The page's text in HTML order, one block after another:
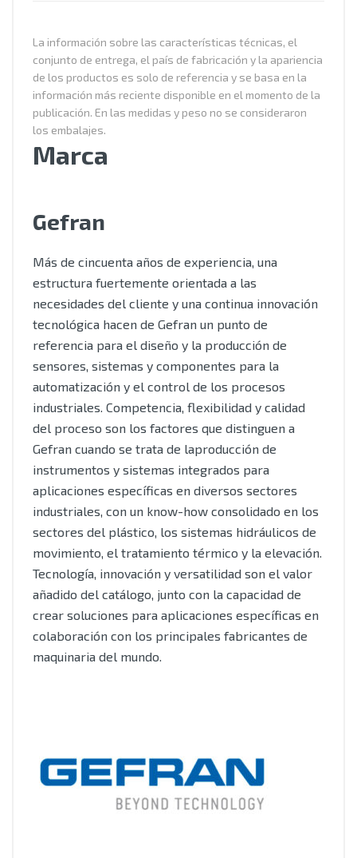
La información sobre las características técnicas, el
conjunto de entrega, el país de fabricación y la apariencia
de los productos es solo de referencia y se basa en la
información más reciente disponible en el momento de la
publicación. En las medidas y peso no se consideraron
los embalajes.
Marca
Gefran
Más de cincuenta años de experiencia, una
estructura fuertemente orientada a las
necesidades del cliente y una continua innovación
tecnológica hacen de Gefran un punto de
referencia para el diseño y la producción de
sensores, sistemas y componentes para la
automatización y el control de los procesos
industriales. Competencia, flexibilidad y calidad
del proceso son los factores que distinguen a
Gefran cuando se trata de laproducción de
instrumentos y sistemas integrados para
aplicaciones específicas en diversos sectores
industriales, con un know-how consolidado en los
sectores del plástico, los sistemas hidráulicos de
movimiento, el tratamiento térmico y la elevación.
Tecnología, innovación y versatilidad son el valor
añadido del catálogo, junto con la capacidad de
crear soluciones para aplicaciones específicas en
colaboración con los principales fabricantes de
maquinaria del mundo.